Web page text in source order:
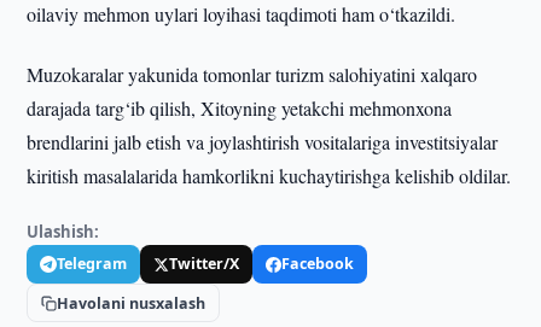
oilaviy mehmon uylari loyihasi taqdimoti ham o‘tkazildi.
Muzokaralar yakunida tomonlar turizm salohiyatini xalqaro
darajada targ‘ib qilish, Xitoyning yetakchi mehmonxona
brendlarini jalb etish va joylashtirish vositalariga investitsiyalar
kiritish masalalarida hamkorlikni kuchaytirishga kelishib oldilar.
Ulashish:
Telegram Twitter/X
Facebook
Havolani nusxalash